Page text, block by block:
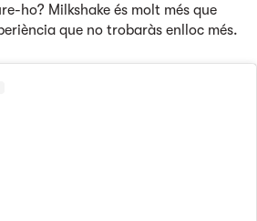
ho? Milkshake és molt més que
que no trobaràs enlloc més.